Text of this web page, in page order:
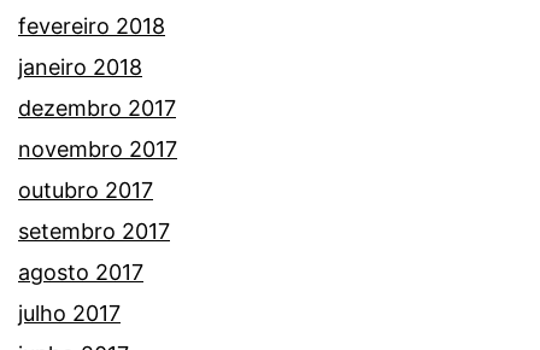
fevereiro 2018
janeiro 2018
dezembro 2017
novembro 2017
outubro 2017
setembro 2017
agosto 2017
julho 2017